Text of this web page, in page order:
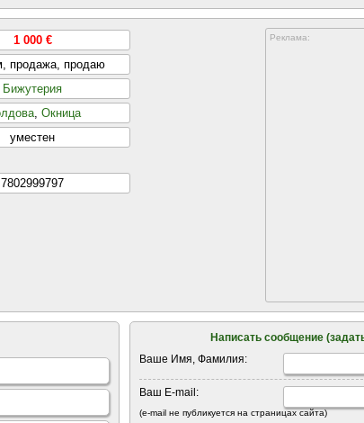
1 000 €
продажа, продаю
Бижутерия
, Окница
уместен
7802999797
Реклама:
Написать сообщение
Ваше Имя, Фамилия:
Ваш E-mail:
(e-mail не публикуется на страницах сайта)